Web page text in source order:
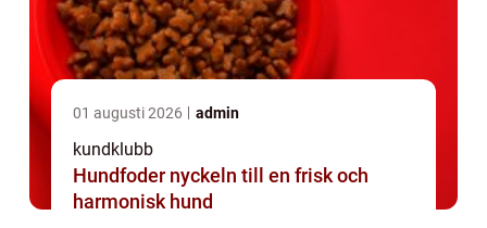
01 augusti 2026 admin
kundklubb
Hundfoder nyckeln till en frisk och
harmonisk hund